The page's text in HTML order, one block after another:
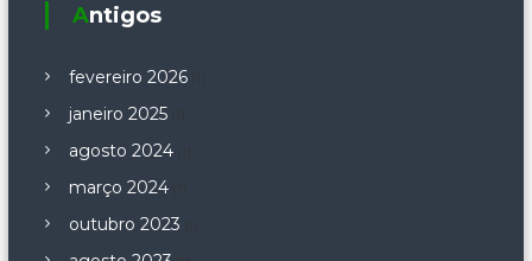
Antigos
fevereiro 2026(1)
janeiro 2025(1)
agosto 2024(1)
março 2024(1)
outubro 2023